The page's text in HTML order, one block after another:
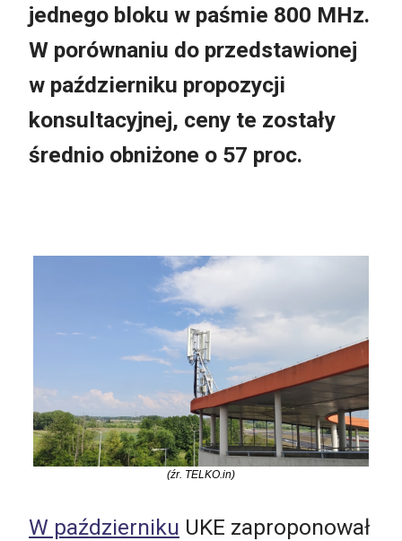
jednego bloku w paśmie 800 MHz.
W porównaniu do przedstawionej
w październiku propozycji
konsultacyjnej, ceny te zostały
średnio obniżone o 57 proc.
(źr. TELKO.in)
W październiku UKE zaproponował